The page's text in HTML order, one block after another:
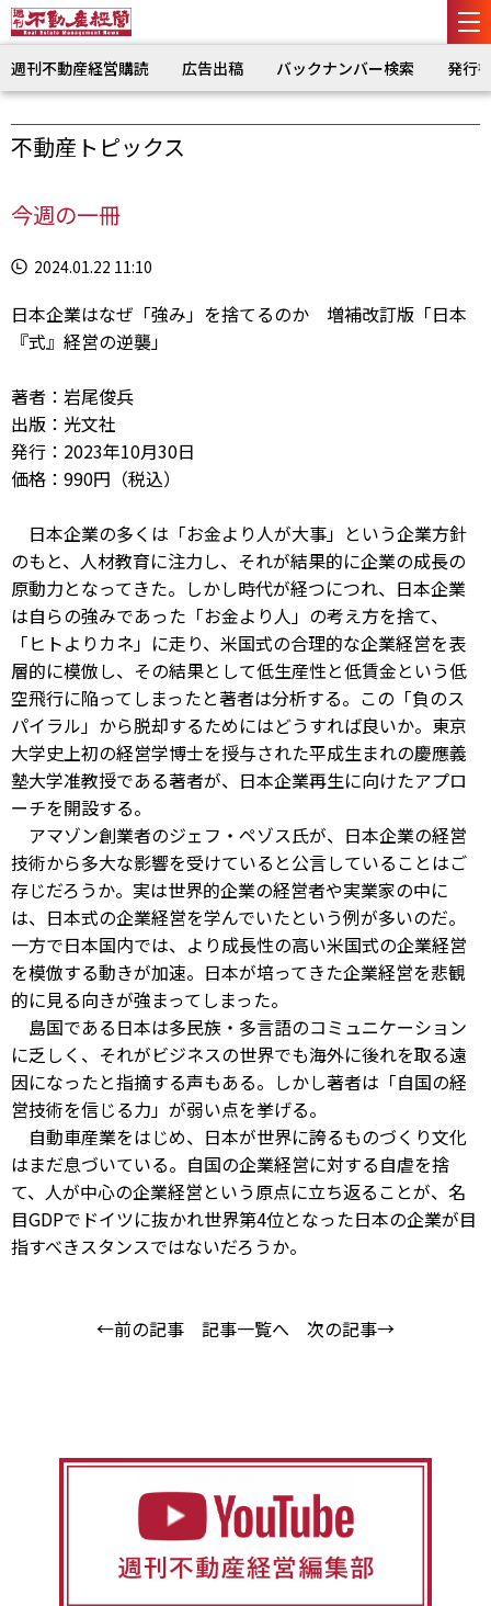
週刊不動産経営購読 広告出稿 バックナンバー検索 発行
不動産トピックス
今週の一冊
2024.01.22 11:10
日本企業はなぜ「強み」を捨てるのか 増補改訂版「日本
『式』経営の逆襲」
著者：岩尾俊兵
出版：光文社
発行：2023年10月30日
価格：990円（税込）
日本企業の多くは「お金より人が大事」という企業方針
のもと、人材教育に注力し、それが結果的に企業の成長の
原動力となってきた。しかし時代が経つにつれ、日本企業
は自らの強みであった「お金より人」の考え方を捨て、
「ヒトよりカネ」に走り、米国式の合理的な企業経営を表
層的に模倣し、その結果として低生産性と低賃金という低
空飛行に陥ってしまったと著者は分析する。この「負のス
パイラル」から脱却するためにはどうすれば良いか。東京
大学史上初の経営学博士を授与された平成生まれの慶應義
塾大学准教授である著者が、日本企業再生に向けたアプロ
ーチを開設する。
アマゾン創業者のジェフ・ペゾス氏が、日本企業の経営
技術から多大な影響を受けていると公言していることはご
存じだろうか。実は世界的企業の経営者や実業家の中に
は、日本式の企業経営を学んでいたという例が多いのだ。
一方で日本国内では、より成長性の高い米国式の企業経営
を模倣する動きが加速。日本が培ってきた企業経営を悲観
的に見る向きが強まってしまった。
島国である日本は多民族・多言語のコミュニケーション
に乏しく、それがビジネスの世界でも海外に後れを取る遠
因になったと指摘する声もある。しかし著者は「自国の経
営技術を信じる力」が弱い点を挙げる。
自動車産業をはじめ、日本が世界に誇るものづくり文化
はまだ息づいている。自国の企業経営に対する自虐を捨
て、人が中心の企業経営という原点に立ち返ることが、名
目GDPでドイツに抜かれ世界第4位となった日本の企業が目
指すべきスタンスではないだろうか。
←前の記事 記事一覧へ 次の記事→